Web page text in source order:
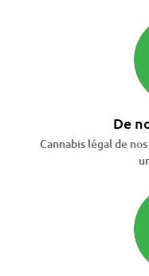
De
Cannabis légal de